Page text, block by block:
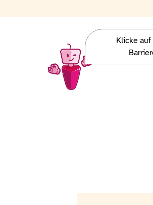
Klicke
Charlie, la mascotte Access-i,